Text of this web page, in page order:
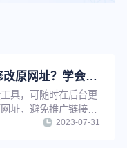
短链接如何修改原网址？学会这招，让推广更轻松
具，可随时在后台更
址，避免推广链接因
打不开等情况。若短
2023-07-31